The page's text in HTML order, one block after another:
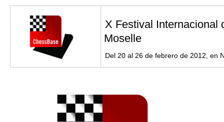
X Festival Internacional
Moselle
Del 20 al 26 de febrero de 2012, en